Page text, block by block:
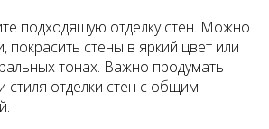
подходящую отделку стен. Можно
покрасить стены в яркий цвет или
тонах. Важно продумать
стиля отделки стен с общим